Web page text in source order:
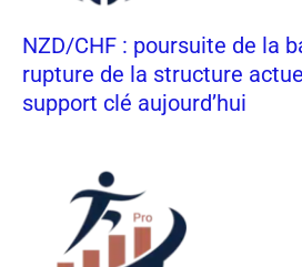
NZD/CHF : poursuite de la
rupture de la structure
support clé aujourd’hui